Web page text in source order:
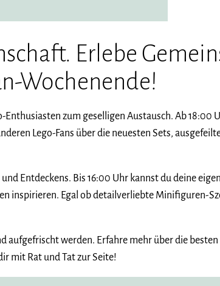
Erlebe
Wochenende!
Enthusiasten zum geselligen Austausch. Ab 18:00
Lego-Fans über die neuesten Sets,
und Entdeckens. Bis 16:00 Uhr kannst du deine
inspirieren. Egal ob detailverliebte Minifiguren-
aufgefrischt werden. Erfahre mehr über die
mit Rat und Tat zur Seite!